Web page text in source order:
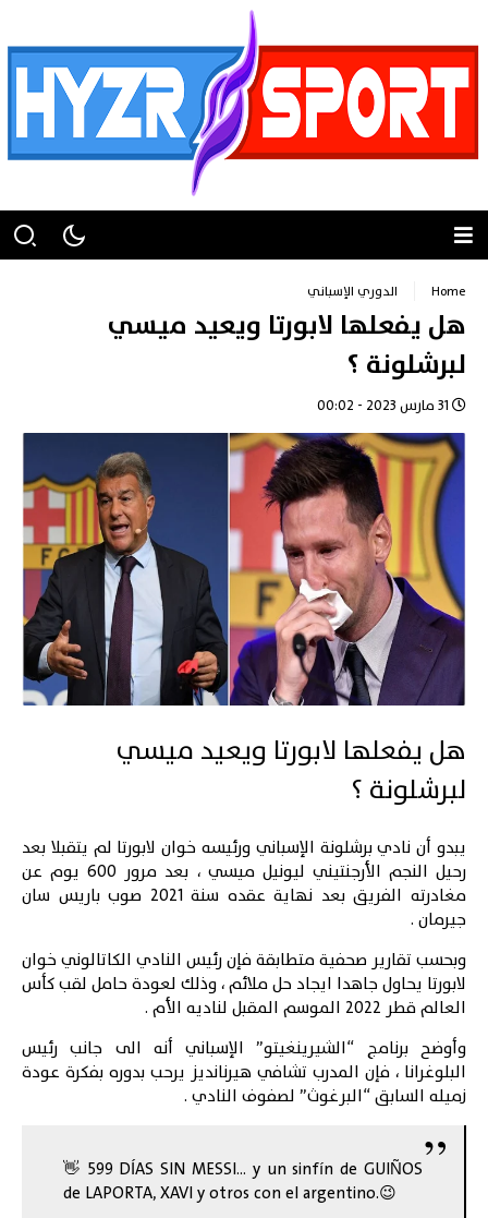
Home الدوري الإسباني
هل يفعلها لابورتا ويعيد ميسي
لبرشلونة ؟
هل يفعلها لابورتا ويعيد ميسي
لبرشلونة ؟
يبدو أن نادي برشلونة الإسباني ورئيسه خوان لابورتا لم يتقبلا بعد
رحيل النجم الأرجنتيني ليونيل ميسي
، بعد مرور 600 يوم عن
مغادرته الفريق بعد نهاية عقده سنة 2021 صوب باريس سان
جيرمان .
وبحسب تقارير صحفية متطابقة فإن رئيس النادي الكاتالوني خوان
لابورتا يحاول جاهدا ايجاد حل ملائم ، وذلك لعودة حامل لقب كأس
العالم قطر 2022 الموسم المقبل لناديه الأم .
وأوضح برنامج “الشيرينغيتو” الإسباني أنه الى جانب رئيس
البلوغرانا ، فإن المدرب تشافي هيرنانديز يرحب بدوره بفكرة عودة
زميله السابق “البرغوث” لصفوف النادي .
👋 599 DÍAS SIN MESSI… y un sinfín de GUIÑOS
de LAPORTA, XAVI y otros con el argentino.😉